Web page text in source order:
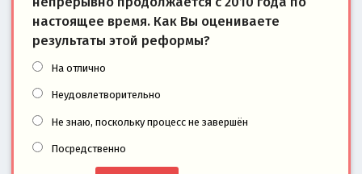
настоящее время. Как Вы оцениваете
результаты этой реформы?
На отлично
Неудовлетворительно
Не знаю, поскольку процесс не завершён
Посредственно